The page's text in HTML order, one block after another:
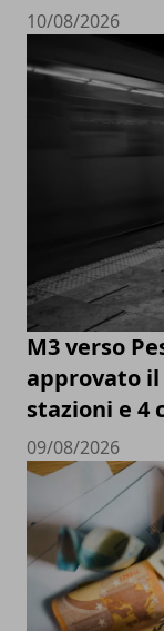
10/08/2026
M3 verso
approvato
stazioni e 4
09/08/2026